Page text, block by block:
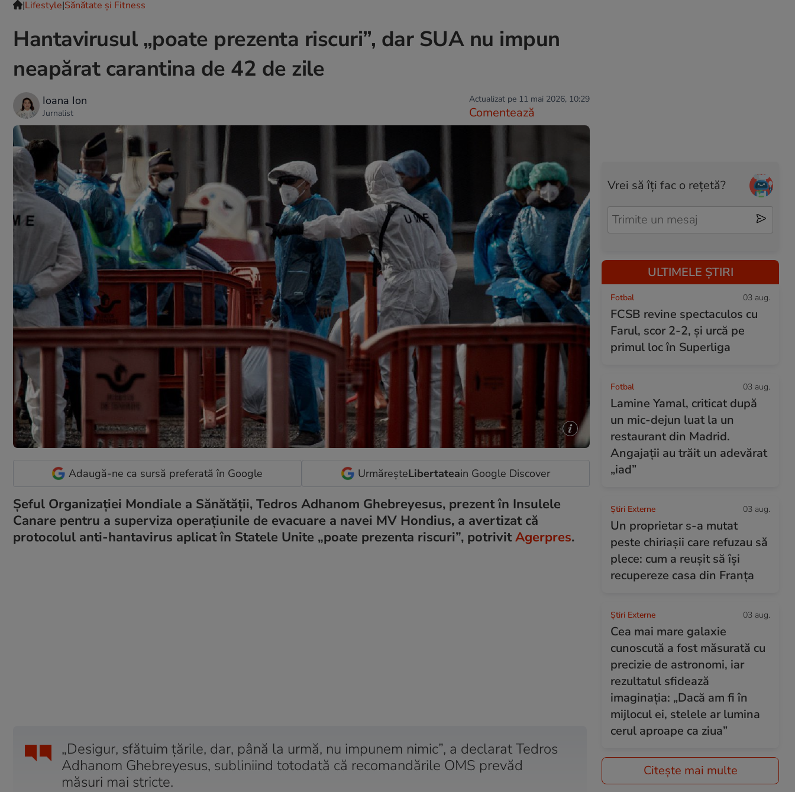
|Lifestyle|Sănătate și Fitness
Hantavirusul „poate prezenta riscuri”, dar SUA nu impun
neapărat carantina de 42 de zile
Ioana Ion
Jurnalist
Actualizat pe 11 mai 2026, 10:29
Comentează
Adaugă-ne ca sursă preferată în Google UrmăreșteLibertateain Google Discover
Șeful Organizației Mondiale a Sănătății, Tedros Adhanom Ghebreyesus, prezent în Insulele
Canare pentru a superviza operațiunile de evacuare a navei MV Hondius, a avertizat că
protocolul anti-hantavirus aplicat în Statele Unite „poate prezenta riscuri”, potrivitAgerpres.
„Desigur, sfătuim țările, dar, până la urmă, nu impunem nimic”, a declarat Tedros
Adhanom Ghebreyesus, subliniind totodată că recomandările OMS prevăd
măsuri mai stricte.
Vrei să îți fac o rețetă?
ULTIMELE ȘTIRI
Fotbal 03 aug.
FCSB revine spectaculos cu
Farul, scor 2-2, și urcă pe
primul loc în Superliga
Fotbal 03 aug.
Lamine Yamal, criticat după
un mic-dejun luat la un
restaurant din Madrid.
Angajații au trăit un adevărat
„iad”
Știri Externe 03 aug.
Un proprietar s-a mutat
peste chiriașii care refuzau să
plece: cum a reușit să își
recupereze casa din Franța
Știri Externe 03 aug.
Cea mai mare galaxie
cunoscută a fost măsurată cu
precizie de astronomi, iar
rezultatul sfidează
imaginația: „Dacă am fi în
mijlocul ei, stelele ar lumina
cerul aproape ca ziua”
Citește mai multe